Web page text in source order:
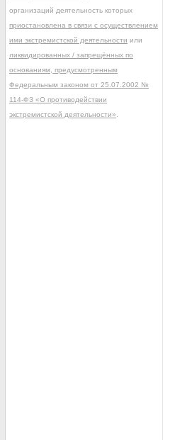
организаций деятельность которых
приостановлена в связи с осуществлением
ими экстремистской деятельности или
ликвидированных / запрещённых по
основаниям, предусмотренным
Федеральным законом от 25.07.2002 №
114-ФЗ «О противодействии
экстремистской деятельности»